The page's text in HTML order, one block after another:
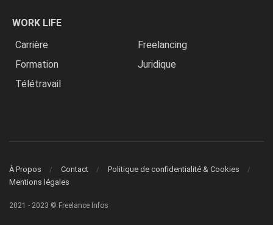
WORK LIFE
Carrière
Freelancing
Formation
Juridique
Télétravail
À Propos Contact
Politique de confidentialité & Cookies
Mentions légales
2021 - 2023 © Freelance Infos